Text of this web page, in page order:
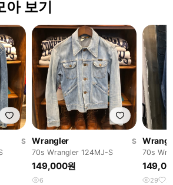
보기
S
Wrangler
S
70s Wrangler 124MJ-S
149,000원
6
70s
29 2